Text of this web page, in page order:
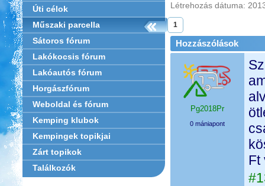
Úti célok
Műszaki parcella
Sátoros fórum
Lakókocsis fórum
Lakóautós fórum
Horgászfórum
Weboldal és fórum
Kemping klubok
Kempingek topikjai
Zárt topikok
Találkozók
Létrehozás dátuma:
1
Hozzászólások
Pg2018Pr
0 mániapont
Ft